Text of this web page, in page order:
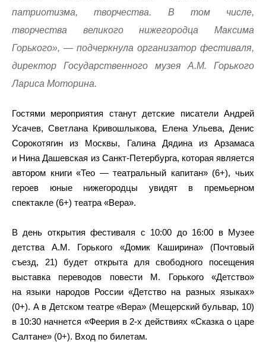
патриотизма, творчества. В том числе,
творчества великого нижегородца Максима
Горького», — подчеркнула организатор фестиваля,
директор Государственного музея А.М. Горького
Лариса Моторина.
Гостями мероприятия станут детские писатели Андрей
Усачев, Светлана Кривошлыкова, Елена Ульева, Денис
Сорокотягин из Москвы, Галина Дядина из Арзамаса
и Нина Дашевская из Санкт-Петербурга, которая является
автором книги «Тео — театральный капитан» (6+), чьих
героев юные нижегородцы увидят в премьерном
спектакле (6+) театра «Вера».
В день открытия фестиваля с 10:00 до 16:00 в Музее
детства А.М. Горького «Домик Каширина» (Почтовый
съезд, 21) будет открыта для свободного посещения
выставка переводов повести М. Горького «Детство»
на языки народов России «Детство на разных языках»
(0+). А в Детском театре «Вера» (Мещерский бульвар, 10)
в 10:30 начнется «Феерия в 2-х действиях «Сказка о царе
Салтане» (0+). Вход по билетам.